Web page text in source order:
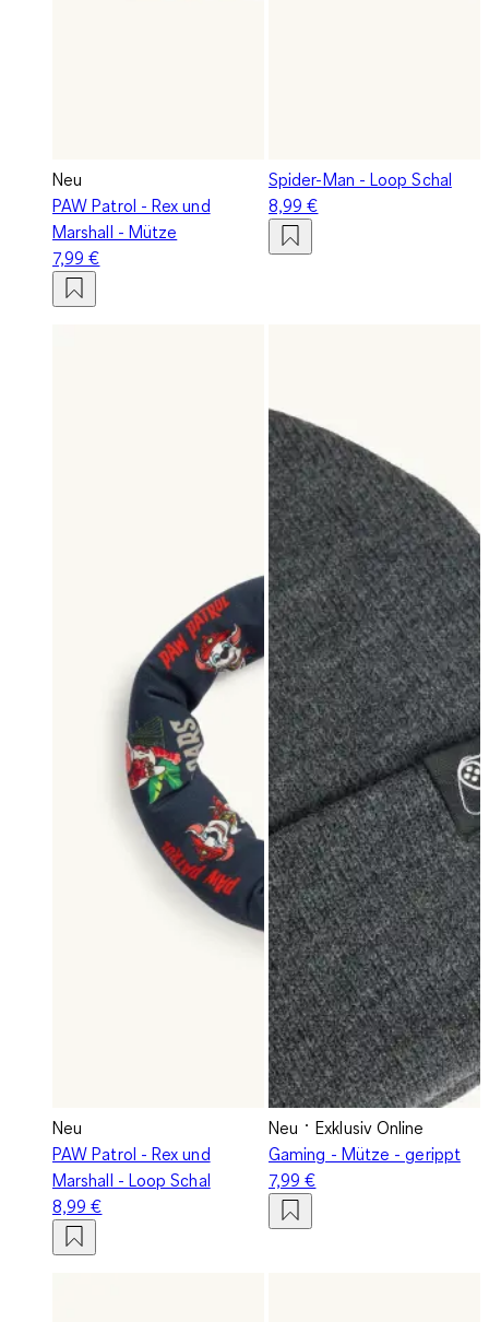
Neu
PAW Patrol - Rex und
Marshall - Mütze
7,99 €
Spider-Man - Loop Schal
8,99 €
Neu
PAW Patrol - Rex und
Marshall - Loop Schal
8,99 €
Neu
Exklusiv Online
Gaming - Mütze - gerippt
7,99 €